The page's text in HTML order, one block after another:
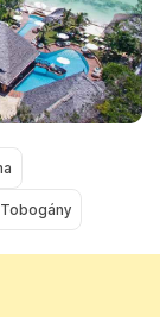
Tobogány